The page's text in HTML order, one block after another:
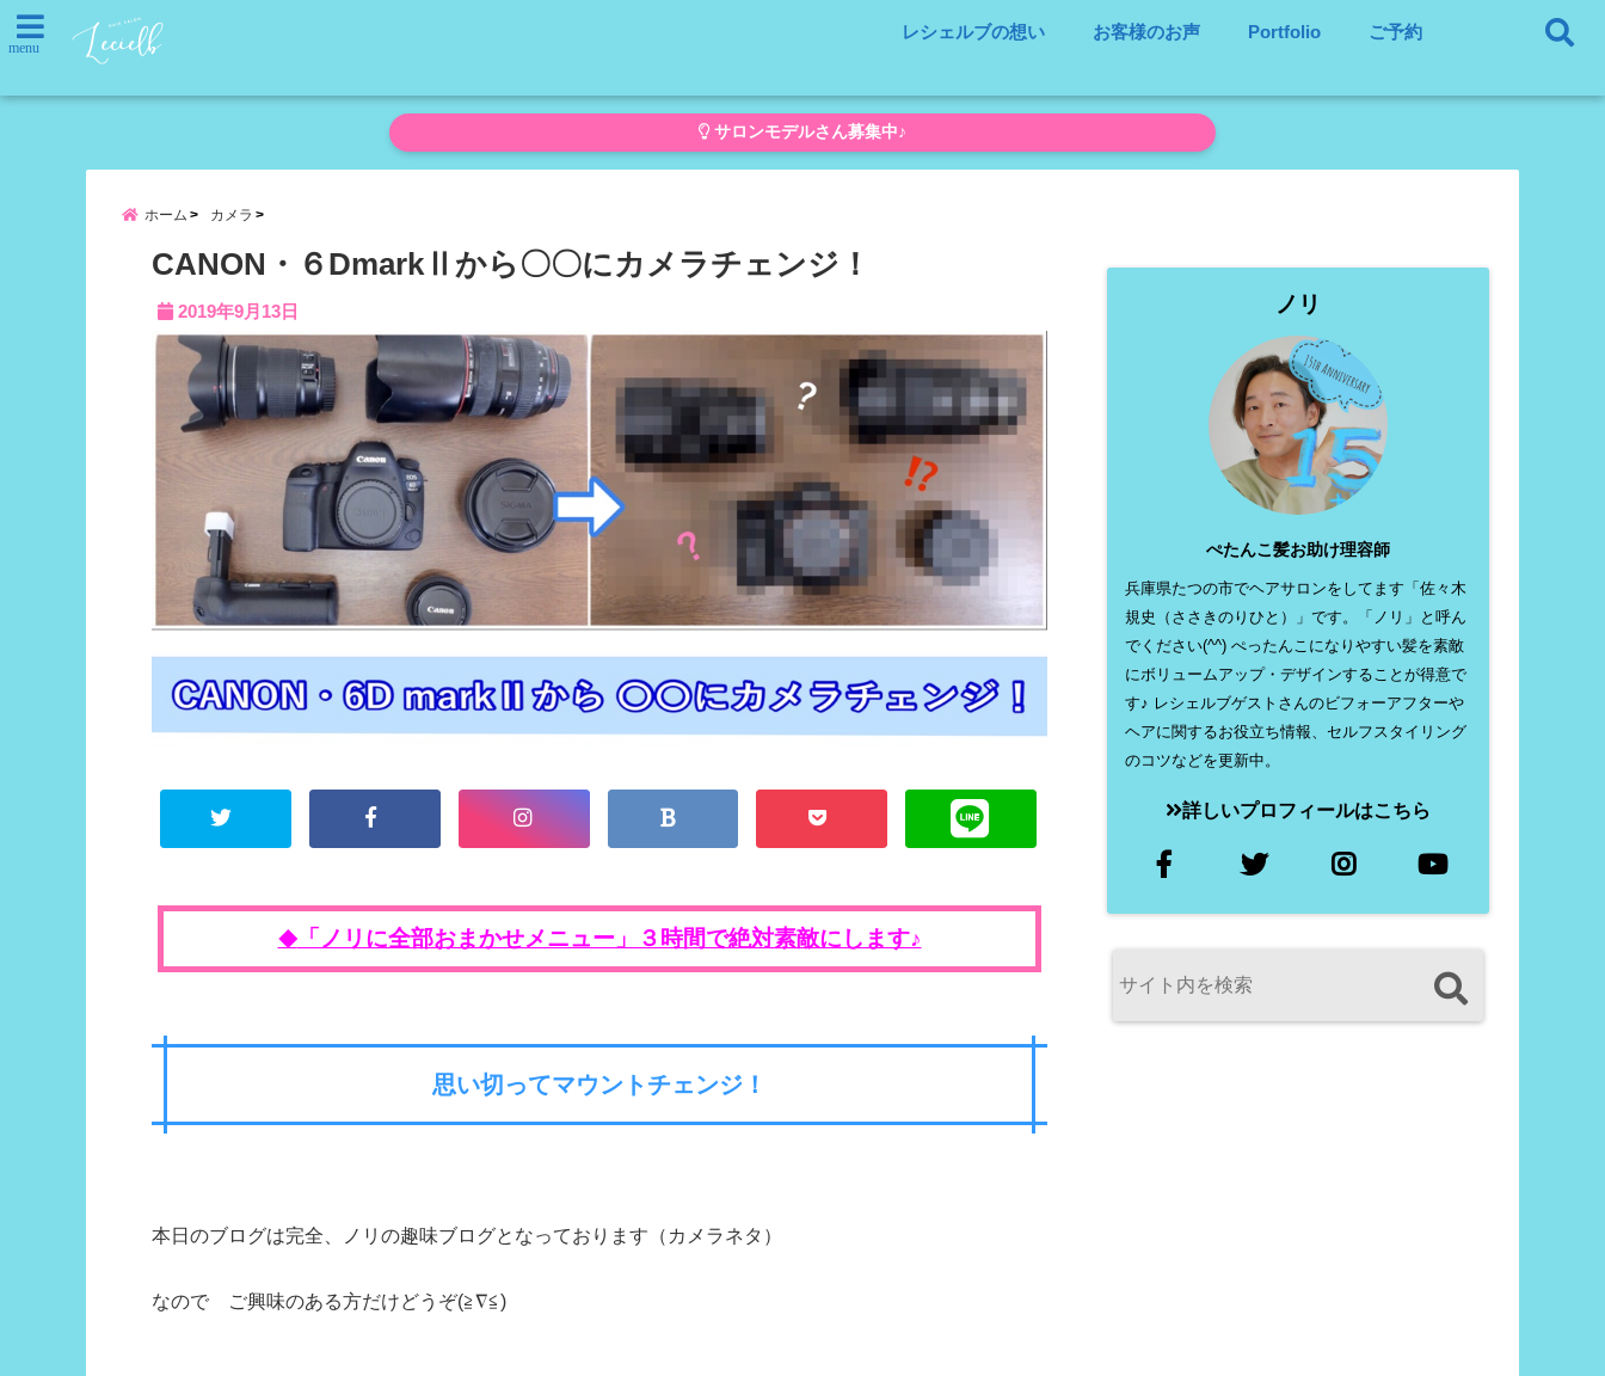
menu
レシェルブの想い お客様のお声 Portfolio ご予約
サロンモデルさん募集中♪
ホーム カメラ
CANON・６DmarkⅡから〇〇にカメラチェンジ！
2019年9月13日
◆「ノリに全部おまかせメニュー」３時間で絶対素敵にします♪
思い切ってマウントチェンジ！
本日のブログは完全、ノリの趣味ブログとなっております（カメラネタ）
なので ご興味のある方だけどうぞ(≧∇≦)
ノリ
ぺたんこ髪お助け理容師
兵庫県たつの市でヘアサロンをしてます「佐々木
規史（ささきのりひと）」です。「ノリ」と呼ん
でください(^^) ぺったんこになりやすい髪を素敵
にボリュームアップ・デザインすることが得意で
す♪ レシェルブゲストさんのビフォーアフターや
ヘアに関するお役立ち情報、セルフスタイリング
のコツなどを更新中。
詳しいプロフィールはこちら